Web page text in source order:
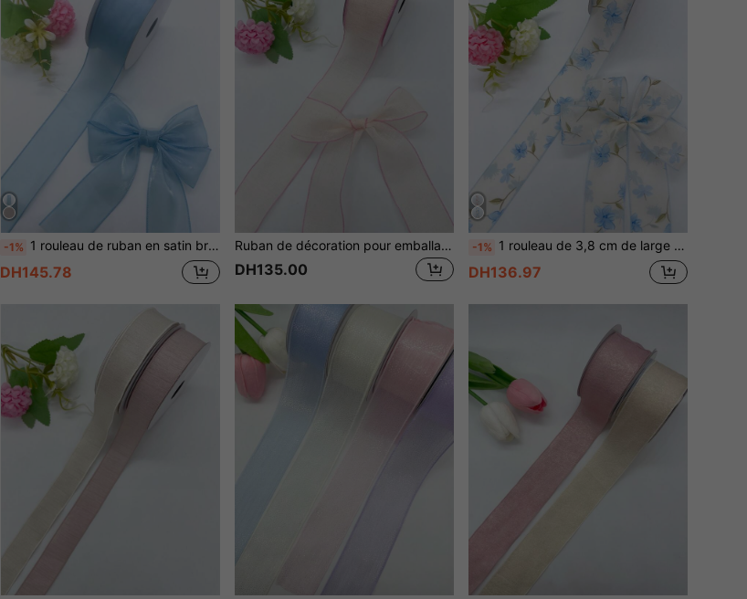
-1% 1 rouleau de ruban en satin brillant de 3,8 cm de largeur avec impression de fleur de lys et motif de nœud, 10 yards/rouleau
DH145.78
Ruban de décoration pour emballage cadeau, fleur de chaussure, chapeau en lin de 3,8 cm de large, 10 yards/rouleau
DH135.00
-1% 1 rouleau de 3,8 cm de large Ruban d'organza à imprimé floral, 10 yards/rouleau, emballage cadeau
DH136.97